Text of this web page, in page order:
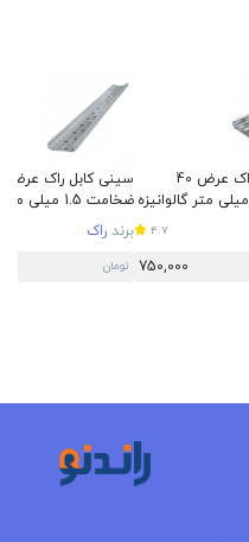
سینی کابل راک عرض 40
ضخامت 0.9 میلی متر گالوانیزه
4.7
750,000
ضخامت 1.5 میلی
سرد
برند راک
تومان